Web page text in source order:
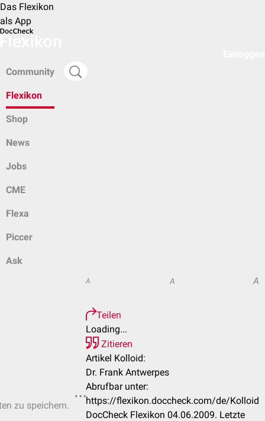
Das Flexikon
als App
Community
Flexikon
Shop
News
Jobs
CME
Flexa
Piccer
Ask
zu speichern.
A A A
Teilen
Loading...
Zitieren
Artikel Kolloid:
Dr. Frank Antwerpes
Abrufbar unter:
https://flexikon.doccheck.com/de/Kolloid
DocCheck Flexikon 04.06.2009. Letzte